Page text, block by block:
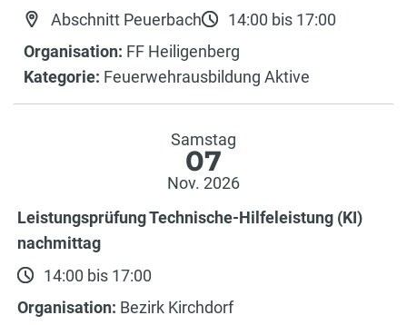
Abschnitt Peuerbach
14:00 bis 17:00
Organisation: FF Heiligenberg
Kategorie: Feuerwehrausbildung Aktive
Samstag
07
Nov. 2026
Leistungsprüfung Technische-Hilfeleistung (KI)
nachmittag
14:00 bis 17:00
Organisation: Bezirk Kirchdorf